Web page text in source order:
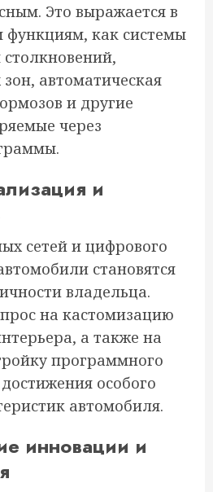
Это выражается в
функциям, как системы
автоматическая
и другие
через
и
сетей и цифрового
становятся
владельца.
на кастомизацию
а также на
программного
особого
автомобиля.
инновации и